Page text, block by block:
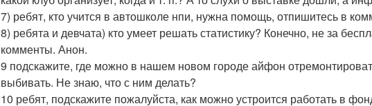
7) ребят, кто учится в автошколе нпи, нужна помощь, отпишитесь в
8) ребята и девчата) кто умеет решать статистику? Конечно, не за
комменты. Анон.
9 подскажите, где можно в нашем новом городе айфон
выбивать. Не знаю, что с ним делать?
10 ребят, подскажите пожалуйста, как можно устроится работать в